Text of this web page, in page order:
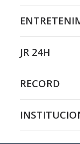
JR 24H
RECORD